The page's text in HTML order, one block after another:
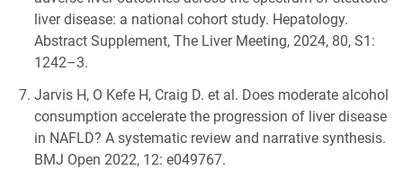
liver disease: a national cohort study. Hepatology.
Abstract Supplement, The Liver Meeting, 2024, 80, S1:
1242–3.
Jarvis H, O Kefe H, Craig D. et al. Does moderate alcohol
consumption accelerate the progression of liver disease
in NAFLD? A systematic review and narrative synthesis.
BMJ Open 2022, 12: e049767.